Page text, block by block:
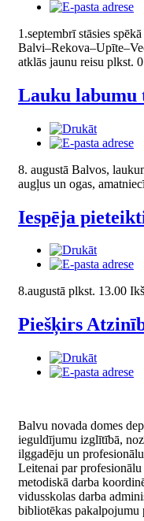
1.septembrī stāsies
atklās jaunu reisu plkst.
Lauku labumu
8. augustā Balvos,
augļus un ogas,
Iespēja
8.augustā plkst. 13.00
Piešķirs
Balvu novada domes
ieguldījumu izglītībā,
ilggadēju un
Leitenai par
metodiskā darba
vidusskolas darba
bibliotēkas